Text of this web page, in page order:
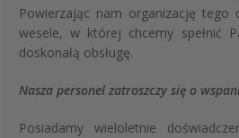
Powierzając nam organizację
wesele, w której chcemy spełnić
doskonałą obsługę.
Nasza personel zatroszczy się o
Posiadamy wieloletnie